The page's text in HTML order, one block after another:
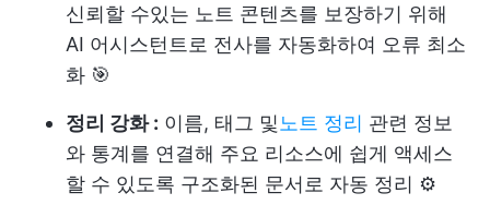
신뢰할 수있는 노트 콘텐츠를 보장하기 위해
AI 어시스턴트로 전사를 자동화하여 오류 최소
화 🎯
정리 강화 : 이름, 태그 및 노트 정리 관련 정보
와 통계를 연결해 주요 리소스에 쉽게 액세스
할 수 있도록 구조화된 문서로 자동 정리 ⚙️